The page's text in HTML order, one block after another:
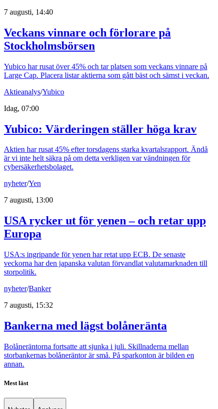
7 augusti, 14:40
Veckans vinnare och förlorare på
Stockholmsbörsen
Yubico har rusat över 45% och tar platsen som veckans vinnare på
Large Cap. Placera listar aktierna som gått bäst och sämst i veckan.
Aktieanalys/Yubico
Idag, 07:00
Yubico: Värderingen ställer höga krav
Aktien har rusat 45% efter torsdagens starka kvartalsrapport. Ändå
är vi inte helt säkra på om detta verkligen var vändningen för
cybersäkerhetsbolaget.
nyheter/Yen
7 augusti, 13:00
USA rycker ut för yenen – och retar upp
Europa
USA:s ingripande för yenen har retat upp ECB. De senaste
veckorna har den japanska valutan förvandlat valutamarknaden till
storpolitik.
nyheter/Banker
7 augusti, 15:32
Bankerna med lägst bolåneränta
Bolåneräntorna fortsatte att sjunka i juli. Skillnaderna mellan
storbankernas bolåneräntor är små. På sparkonton är bilden en
annan.
Mest läst